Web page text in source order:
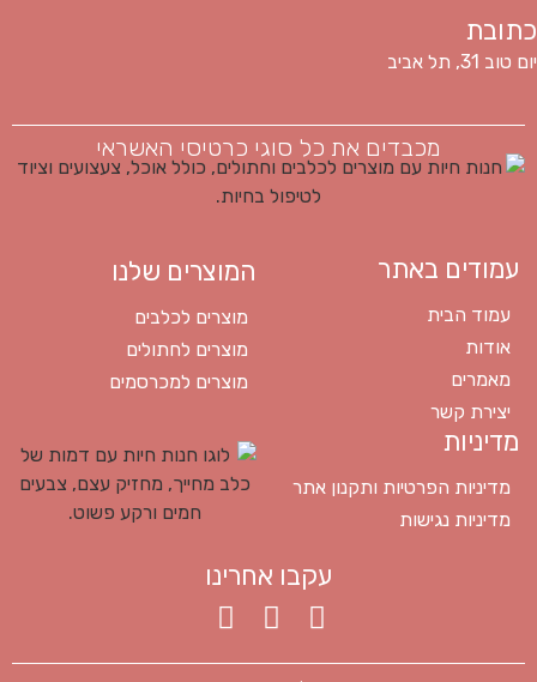
כתובת
יום טוב 31, תל אביב
מכבדים את כל סוגי כרטיסי האשראי
עמודים באתר
עמוד הבית
אודות
מאמרים
יצירת קשר
המוצרים שלנו
מוצרים לכלבים
מוצרים לחתולים
מוצרים למכרסמים
מדיניות
מדיניות הפרטיות ותקנון אתר
מדיניות נגישות
עקבו אחרינו